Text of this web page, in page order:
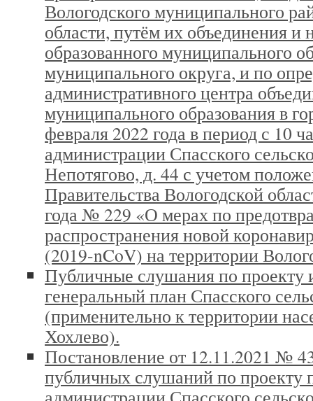
Вологодского муниципального
области, путём их объединения и
образованного муниципального
муниципального округа, и по
административного центра
муниципального образования в
февраля 2022 года в период с 10
администрации Спасского
Непотягово, д. 44 с учетом
Правительства Вологодской
года № 229 «О мерах по
распространения новой
(2019-nCoV) на территории
Публичные слушания по проекту
генеральный план Спасского
(применительно к территории
Хохлево).
Постановление от 12.11.2021 №
публичных слушаний по проекту